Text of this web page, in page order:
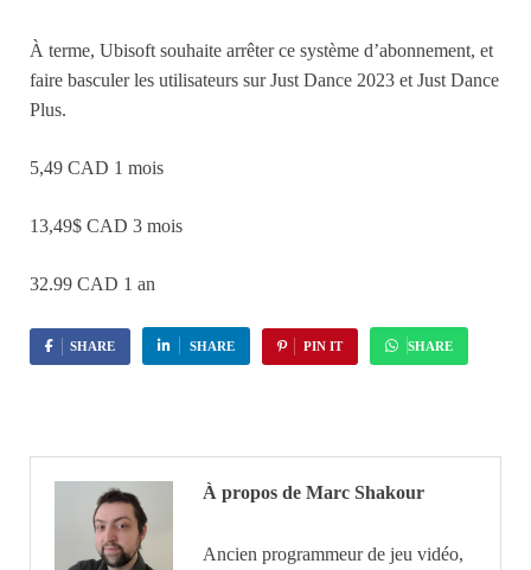
À terme, Ubisoft souhaite arrêter ce système d’abonnement, et
faire basculer les utilisateurs sur Just Dance 2023 et Just Dance
Plus.
5,49 CAD 1 mois
13,49$ CAD 3 mois
32.99 CAD 1 an
SHARE SHARE PIN IT SHARE
À propos de Marc Shakour
Ancien programmeur de jeu vidéo,